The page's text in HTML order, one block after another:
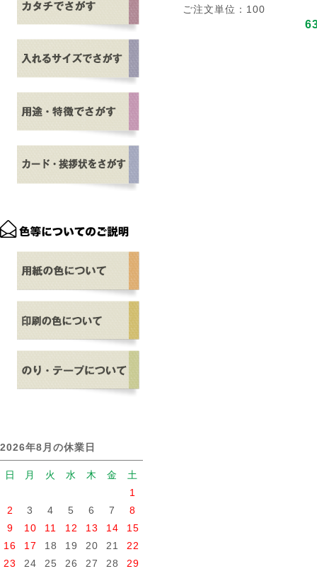
2026年8月の休業日
日 月 火 水 木 金
土
1
2
3 4 5 6 7
8
9
10 11 12 13 14
15
16
17 18 19 20 21
22
23
24 25 26 27 28
29
ご注文単位：100